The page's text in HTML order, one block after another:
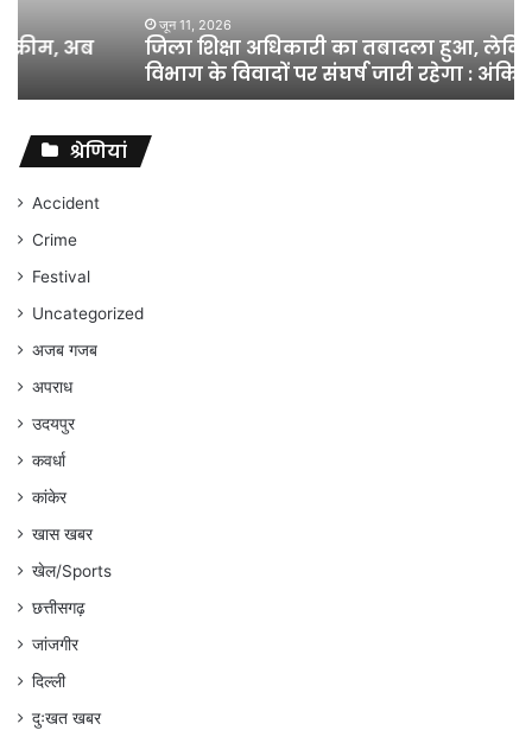
विभाग
विवादों
संघर्ष
जारी
रहेगा
अंकित
गौरहा
जिला शिक्षा अधिकारी का तबादला हुआ, लेकिन शिक्षा
विभाग के विवादों पर संघर्ष जारी रहेगा : अंकित गौरहा
श्रेणियां
Accident
Crime
Festival
Uncategorized
अजब गजब
अपराध
उदयपुर
कवर्धा
कांकेर
खास खबर
खेल/Sports
छत्तीसगढ़
जांजगीर
दिल्ली
दुःखत खबर